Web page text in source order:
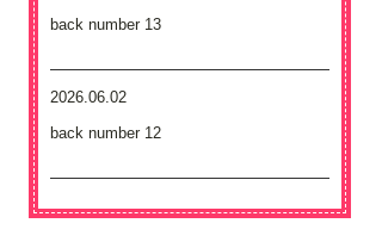
back number 13
2026.06.02
back number 12